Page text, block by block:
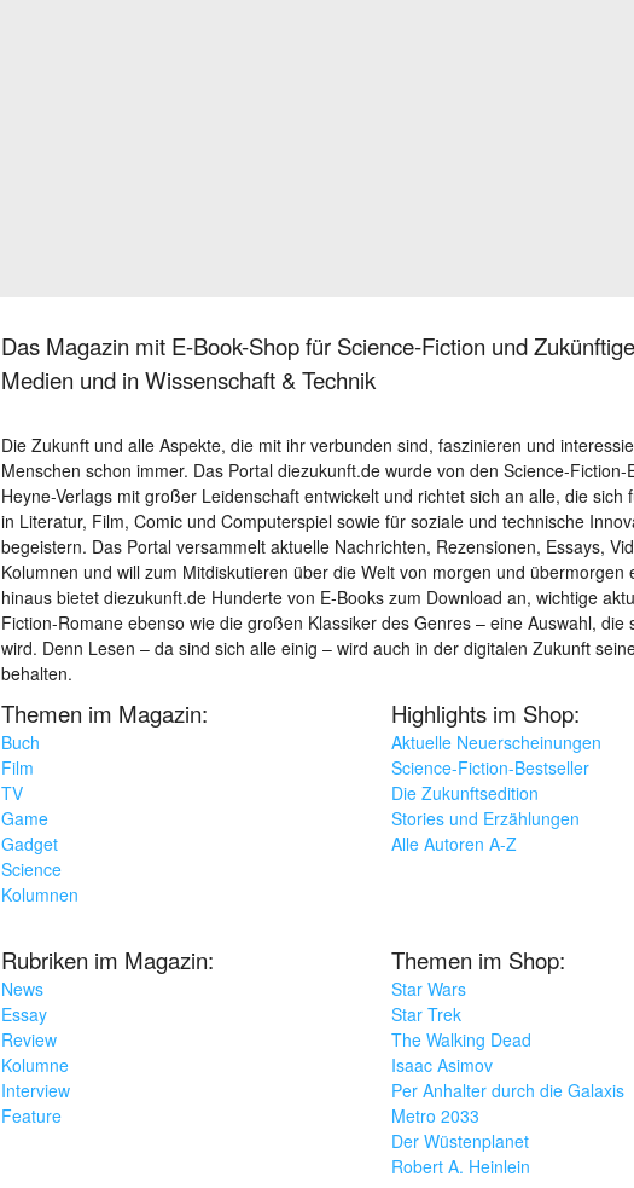
Das Magazin mit E-Book-Shop für Science-Fiction und
Medien und in Wissenschaft & Technik
Die Zukunft und alle Aspekte, die mit ihr verbunden sind, faszinieren und
Menschen schon immer. Das Portal diezukunft.de wurde von den Science-Fiction-
Heyne-Verlags mit großer Leidenschaft entwickelt und richtet sich an alle, die sich
in Literatur, Film, Comic und Computerspiel sowie für soziale und technische
begeistern. Das Portal versammelt aktuelle Nachrichten, Rezensionen, Essays,
Kolumnen und will zum Mitdiskutieren über die Welt von morgen und übermorgen
hinaus bietet diezukunft.de Hunderte von E-Books zum Download an, wichtige
Fiction-Romane ebenso wie die großen Klassiker des Genres – eine Auswahl, die
wird. Denn Lesen – da sind sich alle einig – wird auch in der digitalen Zukunft
behalten.
Themen im Magazin:
Buch
Film
TV
Game
Gadget
Science
Kolumnen
Highlights im Shop:
Aktuelle Neuerscheinungen
Science-Fiction-Bestseller
Die Zukunftsedition
Stories und Erzählungen
Alle Autoren A-Z
Rubriken im Magazin:
News
Essay
Review
Kolumne
Interview
Feature
Themen im Shop:
Star Wars
Star Trek
The Walking Dead
Isaac Asimov
Per Anhalter durch die Galaxis
Metro 2033
Der Wüstenplanet
Robert A. Heinlein